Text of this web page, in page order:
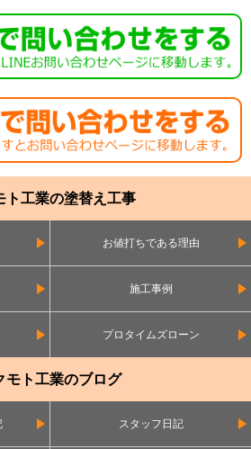
ト工業の塗替え工事
お値打ちである理由
施工事例
プロタイムズローン
モト工業のブログ
スタッフ日記